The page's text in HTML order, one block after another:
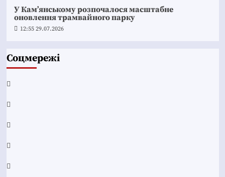
У Кам’янському розпочалося масштабне
оновлення трамвайного парку
12:55 29.07.2026
Соцмережі
Facebook
YouTube
Telegram
Instagram
Twitter